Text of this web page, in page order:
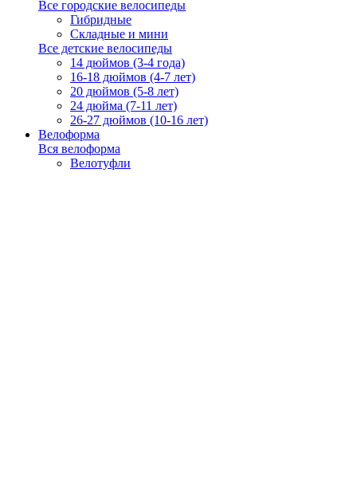
Все городские велосипеды
Гибридные
Складные и мини
Все детские велосипеды
14 дюймов (3-4 года)
16-18 дюймов (4-7 лет)
20 дюймов (5-8 лет)
24 дюйма (7-11 лет)
26-27 дюймов (10-16 лет)
Велоформа
Вся велоформа
Велотуфли